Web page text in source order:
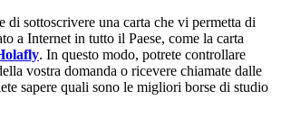
di sottoscrivere una carta che vi permetta di
a Internet in tutto il Paese, come la carta
. In questo modo, potrete controllare
vostra domanda o ricevere chiamate dalle
sapere quali sono le migliori borse di studio